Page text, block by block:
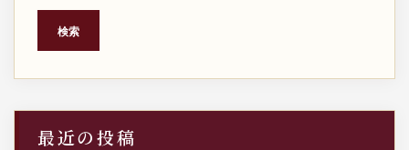
ジ
送
り
検索
最近の投稿